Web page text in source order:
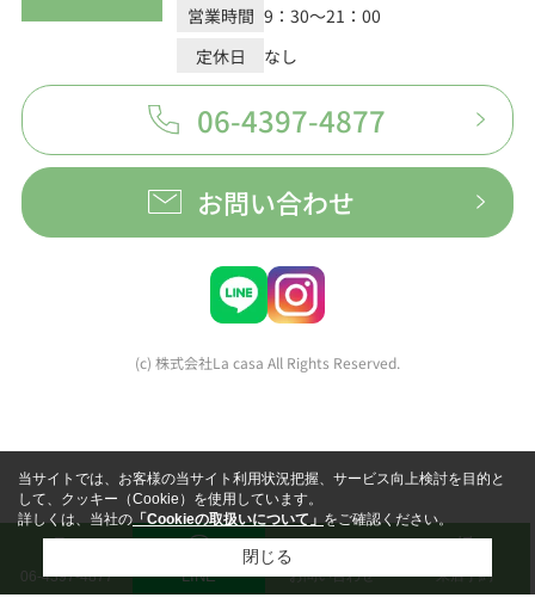
営業時間 9：30～21：00
定休日
なし
06-4397-4877
お問い合わせ
(c) 株式会社La casa All Rights Reserved.
06-4397-4877 LINE お問い合わせ 来店予約
当サイトでは、お客様の当サイト利用状況把握、サービス向上検討を目的と
して、クッキー（Cookie）を使用しています。
詳しくは、当社の「Cookieの取扱いについて」をご確認ください。
閉じる